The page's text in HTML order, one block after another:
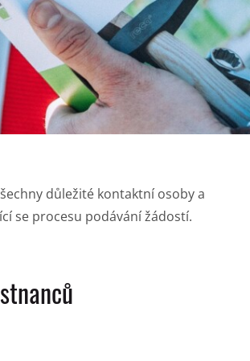
důležité kontaktní osoby a
se procesu podávání žádostí.